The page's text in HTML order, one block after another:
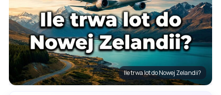
Ile trwa lot do Nowej Zelandii?